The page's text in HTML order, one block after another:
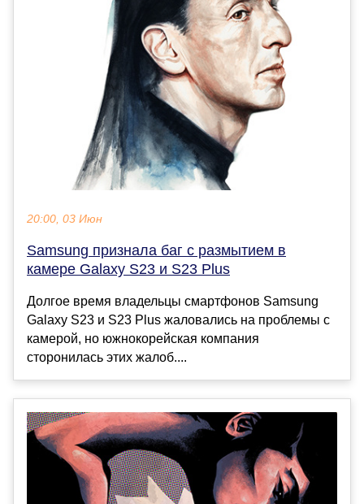
20:00, 03 Июн
Samsung признала баг с размытием в
камере Galaxy S23 и S23 Plus
Долгое время владельцы смартфонов Samsung
Galaxy S23 и S23 Plus жаловались на проблемы с
камерой, но южнокорейская компания
сторонилась этих жалоб....